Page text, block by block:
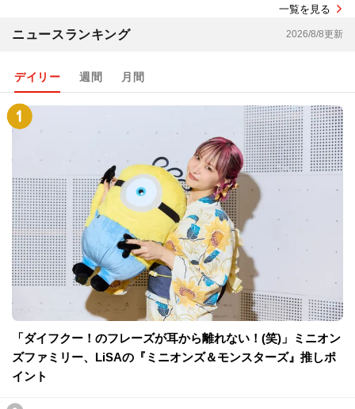
一覧を見る
ニュースランキング 2026/8/8更新
デイリー 週間 月間
「ダイフクー！のフレーズが耳から離れない！(笑)」ミニオン
ズファミリー、LiSAの『ミニオンズ＆モンスターズ』推しポ
イント